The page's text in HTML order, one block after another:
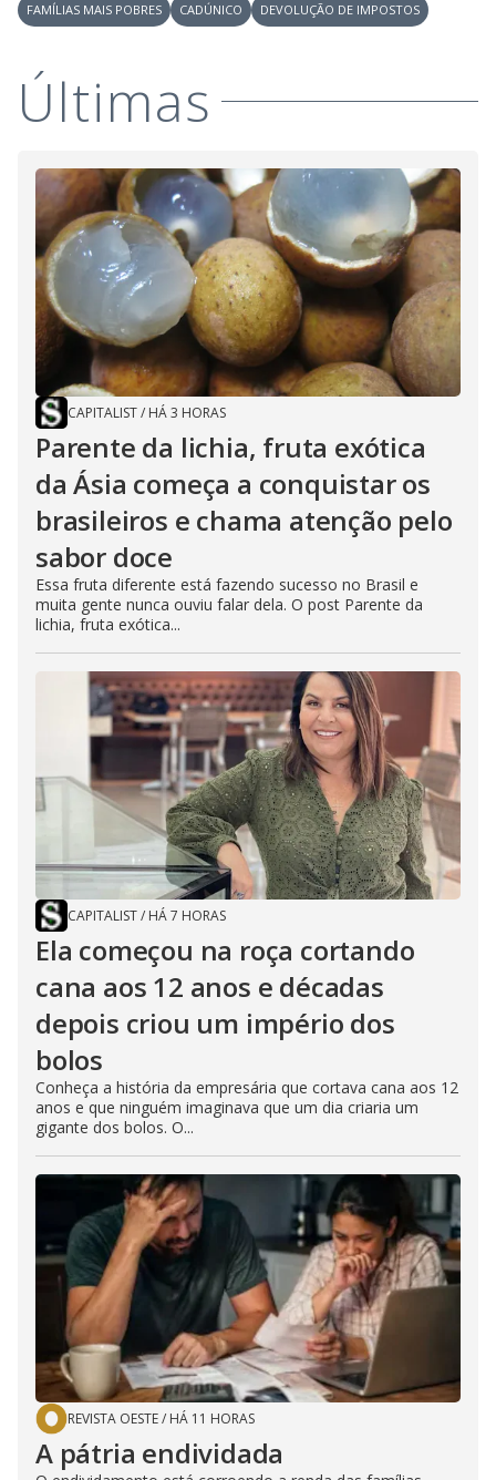
FAMÍLIAS MAIS POBRES
CADÚNICO DEVOLUÇÃO DE IMPOSTOS
Últimas
CAPITALIST/ HÁ 3 HORAS
Parente da lichia, fruta exótica
da Ásia começa a conquistar os
brasileiros e chama atenção pelo
sabor doce
Essa fruta diferente está fazendo sucesso no Brasil e
muita gente nunca ouviu falar dela. O post Parente da
lichia, fruta exótica...
CAPITALIST/ HÁ 7 HORAS
Ela começou na roça cortando
cana aos 12 anos e décadas
depois criou um império dos
bolos
Conheça a história da empresária que cortava cana aos 12
anos e que ninguém imaginava que um dia criaria um
gigante dos bolos. O...
REVISTA OESTE/ HÁ 11 HORAS
A pátria endividada